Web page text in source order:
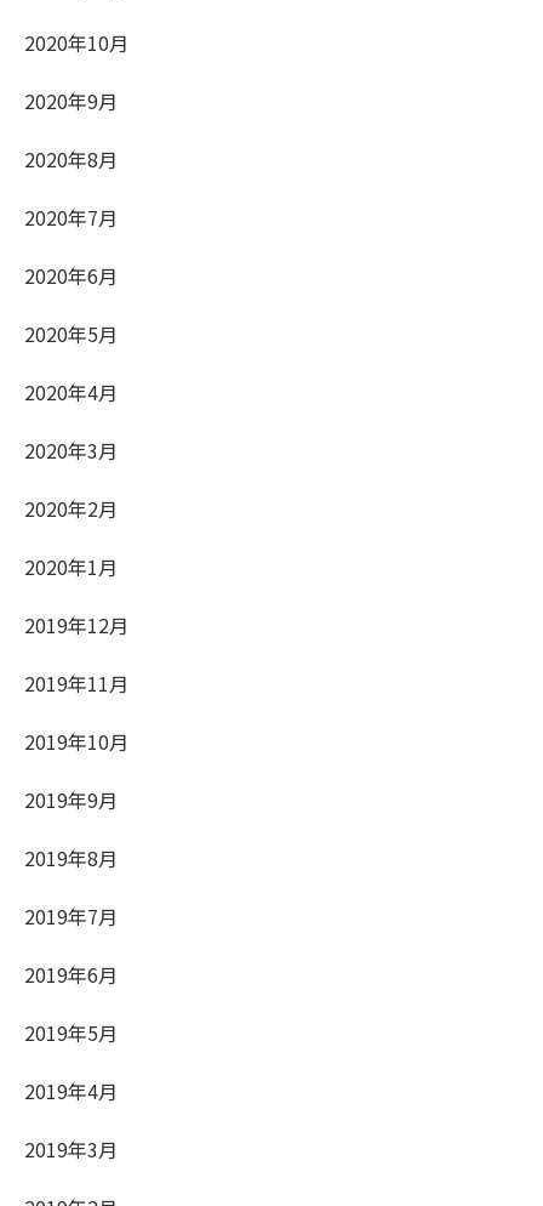
2020年10月
2020年9月
2020年8月
2020年7月
2020年6月
2020年5月
2020年4月
2020年3月
2020年2月
2020年1月
2019年12月
2019年11月
2019年10月
2019年9月
2019年8月
2019年7月
2019年6月
2019年5月
2019年4月
2019年3月